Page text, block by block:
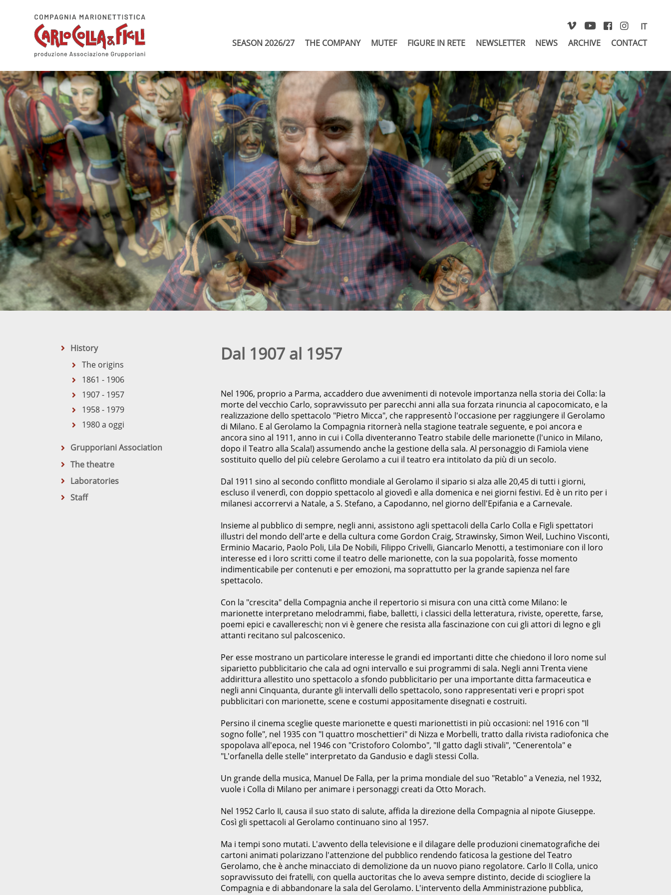
IT
SEASON 2026/27
THE COMPANY MUTEF FIGURE IN RETE NEWSLETTER NEWS ARCHIVE CONTACT
History
The origins
1861 - 1906
1907 - 1957
1958 - 1979
1980 a oggi
Grupporiani Association
The theatre
Laboratories
Staff
Dal 1907 al 1957
Nel 1906, proprio a Parma, accaddero due avvenimenti di notevole importanza nella storia dei Colla: la
morte del vecchio Carlo, sopravvissuto per parecchi anni alla sua forzata rinuncia al capocomicato, e la
realizzazione dello spettacolo "Pietro Micca", che rappresentò l'occasione per raggiungere il Gerolamo
di Milano. E al Gerolamo la Compagnia ritornerà nella stagione teatrale seguente, e poi ancora e
ancora sino al 1911, anno in cui i Colla diventeranno Teatro stabile delle marionette (l'unico in Milano,
dopo il Teatro alla Scala!) assumendo anche la gestione della sala. Al personaggio di Famiola viene
sostituito quello del più celebre Gerolamo a cui il teatro era intitolato da più di un secolo.
Dal 1911 sino al secondo conflitto mondiale al Gerolamo il sipario si alza alle 20,45 di tutti i giorni,
escluso il venerdì, con doppio spettacolo al giovedì e alla domenica e nei giorni festivi. Ed è un rito per i
milanesi accorrervi a Natale, a S. Stefano, a Capodanno, nel giorno dell'Epifania e a Carnevale.
Insieme al pubblico di sempre, negli anni, assistono agli spettacoli della Carlo Colla e Figli spettatori
illustri del mondo dell'arte e della cultura come Gordon Craig, Strawinsky, Simon Weil, Luchino Visconti,
Erminio Macario, Paolo Poli, Lila De Nobili, Filippo Crivelli, Giancarlo Menotti, a testimoniare con il loro
interesse ed i loro scritti come il teatro delle marionette, con la sua popolarità, fosse momento
indimenticabile per contenuti e per emozioni, ma soprattutto per la grande sapienza nel fare
spettacolo.
Con la "crescita" della Compagnia anche il repertorio si misura con una città come Milano: le
marionette interpretano melodrammi, fiabe, balletti, i classici della letteratura, riviste, operette, farse,
poemi epici e cavallereschi; non vi è genere che resista alla fascinazione con cui gli attori di legno e gli
attanti recitano sul palcoscenico.
Per esse mostrano un particolare interesse le grandi ed importanti ditte che chiedono il loro nome sul
siparietto pubblicitario che cala ad ogni intervallo e sui programmi di sala. Negli anni Trenta viene
addirittura allestito uno spettacolo a sfondo pubblicitario per una importante ditta farmaceutica e
negli anni Cinquanta, durante gli intervalli dello spettacolo, sono rappresentati veri e propri spot
pubblicitari con marionette, scene e costumi appositamente disegnati e costruiti.
Persino il cinema sceglie queste marionette e questi marionettisti in più occasioni: nel 1916 con "Il
sogno folle", nel 1935 con "I quattro moschettieri" di Nizza e Morbelli, tratto dalla rivista radiofonica che
spopolava all'epoca, nel 1946 con "Cristoforo Colombo", "Il gatto dagli stivali", "Cenerentola" e
"L'orfanella delle stelle" interpretato da Gandusio e dagli stessi Colla.
Un grande della musica, Manuel De Falla, per la prima mondiale del suo "Retablo" a Venezia, nel 1932,
vuole i Colla di Milano per animare i personaggi creati da Otto Morach.
Nel 1952 Carlo II, causa il suo stato di salute, affida la direzione della Compagnia al nipote Giuseppe.
Così gli spettacoli al Gerolamo continuano sino al 1957.
Ma i tempi sono mutati. L'avvento della televisione e il dilagare delle produzioni cinematografiche dei
cartoni animati polarizzano l'attenzione del pubblico rendendo faticosa la gestione del Teatro
Gerolamo, che è anche minacciato di demolizione da un nuovo piano regolatore. Carlo II Colla, unico
sopravvissuto dei fratelli, con quella auctoritas che lo aveva sempre distinto, decide di sciogliere la
Compagnia e di abbandonare la sala del Gerolamo. L'intervento della Amministrazione pubblica,